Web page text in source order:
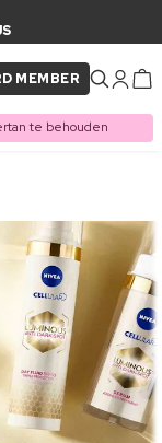
MEMBER
te behouden